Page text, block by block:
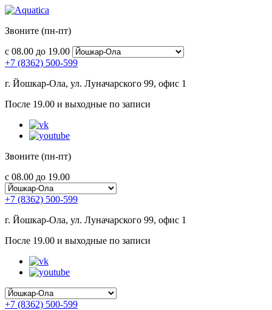
Звоните (пн-пт)
с 08.00 до 19.00
+7 (8362) 500-599
г. Йошкар-Ола, ул. Луначарского 99, офис 1
После 19.00 и выходные по записи
Звоните (пн-пт)
с 08.00 до 19.00
+7 (8362) 500-599
г. Йошкар-Ола, ул. Луначарского 99, офис 1
После 19.00 и выходные по записи
+7 (8362) 500-599